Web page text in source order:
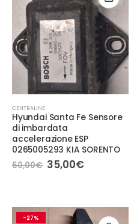
CENTRALINE
Hyundai Santa Fe Sensore
di imbardata
accelerazione ESP
0265005293 KIA SORENTO
60,00€ Il
prezzo
35,00€Il
-27%